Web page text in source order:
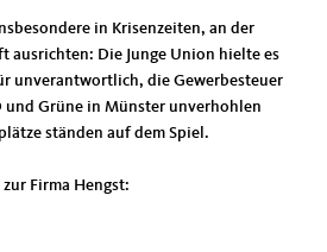
in Krisenzeiten, an der
ausrichten: Die Junge Union hielte es
unverantwortlich, die Gewerbesteuer
und Grüne in Münster unverhohlen
ständen auf dem Spiel.
Firma Hengst: